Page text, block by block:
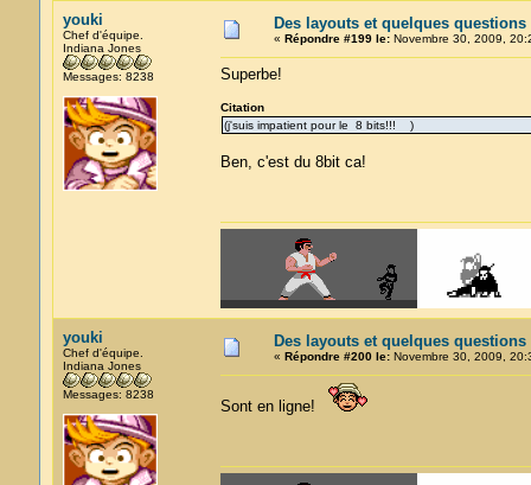
youki
Chef d'équipe.
Indiana Jones
Messages: 8238
Des layouts et quelques questions
« Répondre #199 le:Novembre 30, 2009,
Superbe!
Citation
(j'suis impatient pour le 8 bits!!! )
Ben, c'est du 8bit ca!
youki
Chef d'équipe.
Indiana Jones
Messages: 8238
Des layouts et quelques questions
« Répondre #200 le:Novembre 30, 2009,
Sont en ligne!